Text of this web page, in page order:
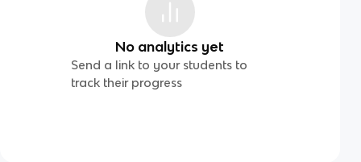
No analytics yet
Send a link to your students to
track their progress